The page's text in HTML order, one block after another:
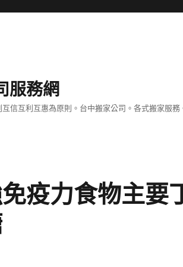
服務網
信互利互惠為原則。台中搬家公司。各式搬家服務
疫力食物主要